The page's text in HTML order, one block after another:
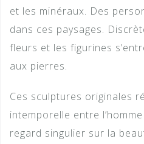
et les minéraux. Des
dans ces paysages.
fleurs et les figurines
aux pierres.
Ces sculptures originales
intemporelle entre
regard singulier sur la